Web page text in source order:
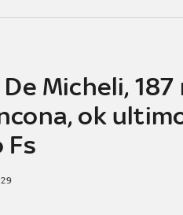
Micheli, 187
ok
Fs